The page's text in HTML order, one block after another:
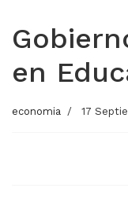
en
economia 17